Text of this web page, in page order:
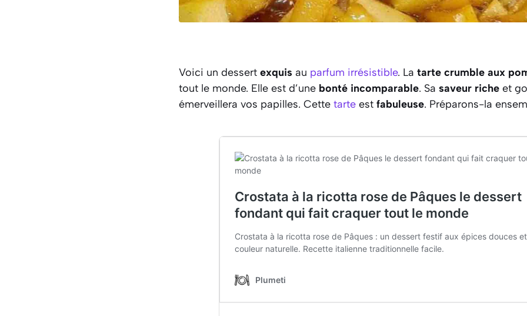
Voici un dessert exquis au parfum irrésistible. La tarte crumble aux
tout le monde. Elle est d’une bonté incomparable. Sa saveur riche et
émerveillera vos papilles. Cette tarte est fabuleuse. Préparons-la